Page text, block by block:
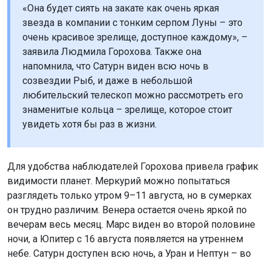
«Она будет сиять на закате как очень яркая
звезда в компании с тонким серпом Луны – это
очень красивое зрелище, доступное каждому», –
заявила Людмила Горохова. Также она
напомнила, что Сатурн виден всю ночь в
созвездии Рыб, и даже в небольшой
любительский телескоп можно рассмотреть его
знаменитые кольца – зрелище, которое стоит
увидеть хотя бы раз в жизни.
Для удобства наблюдателей Горохова привела график
видимости планет. Меркурий можно попытаться
разглядеть только утром 9–11 августа, но в сумерках
он трудно различим. Венера остается очень яркой по
вечерам весь месяц. Марс виден во второй половине
ночи, а Юпитер с 16 августа появляется на утреннем
небе. Сатурн доступен всю ночь, а Уран и Нептун – во